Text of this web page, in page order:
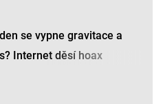
se vypne gravitace a
Internet děsí hoax